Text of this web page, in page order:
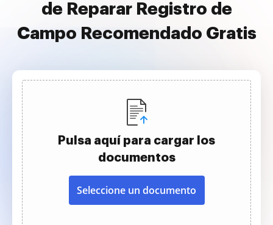
de Reparar Registro de
Campo Recomendado Gratis
Pulsa aquí para cargar los
documentos
Seleccione un documento